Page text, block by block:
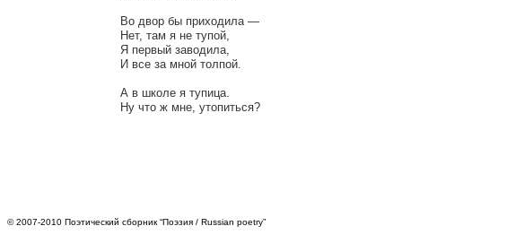
Во двор бы приходила —
Нет, там я не тупой,
Я первый заводила,
И все за мной толпой.
А в школе я тупица.
© 2007-2010 Поэтический сборник “Поэзия / Russian poetry”